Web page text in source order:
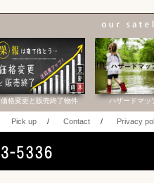
価格変更と販売終了物件 ハザードマッ
Pick up / Contact / Privacy